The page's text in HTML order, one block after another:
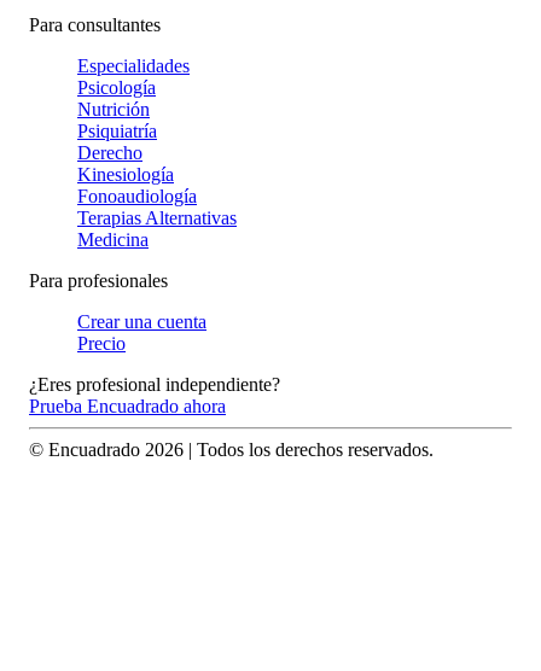
Para consultantes
Especialidades
Psicología
Nutrición
Psiquiatría
Derecho
Kinesiología
Fonoaudiología
Terapias Alternativas
Medicina
Para profesionales
Crear una cuenta
Precio
¿Eres profesional independiente?
Prueba Encuadrado ahora
© Encuadrado 2026 | Todos los derechos reservados.